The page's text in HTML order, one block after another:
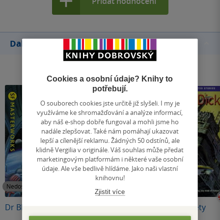
Další knihy autora
Nedostupné
Dr Bloodmoney Second Variety
Cookies a osobní údaje? Knihy to
potřebují.
O souborech cookies jste určitě již slyšeli. I my je
využíváme ke shromažďování a analýze informací,
aby náš e-shop dobře fungoval a mohli jsme ho
nadále zlepšovat. Také nám pomáhají ukazovat
lepší a cílenější reklamu. Žádných 50 odstínů, ale
klidně Vergilia v originále. Váš souhlas může předat
marketingovým platformám i některé vaše osobní
údaje. Ale vše bedlivě hlídáme. Jako naši vlastní
knihovnu!
Zjistit více